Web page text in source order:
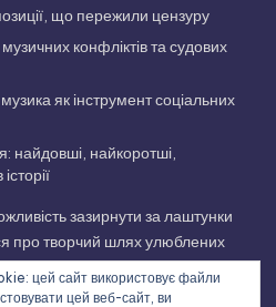
що пережили цензуру
музичних конфліктів та судових
як інструмент соціальних
найдовші, найкоротші,
зазирнути за лаштунки
про творчий шлях улюблених
нові грані улюблених
нашої музичної подорожі!
цей сайт використовує файли
цей веб-сайт, ви